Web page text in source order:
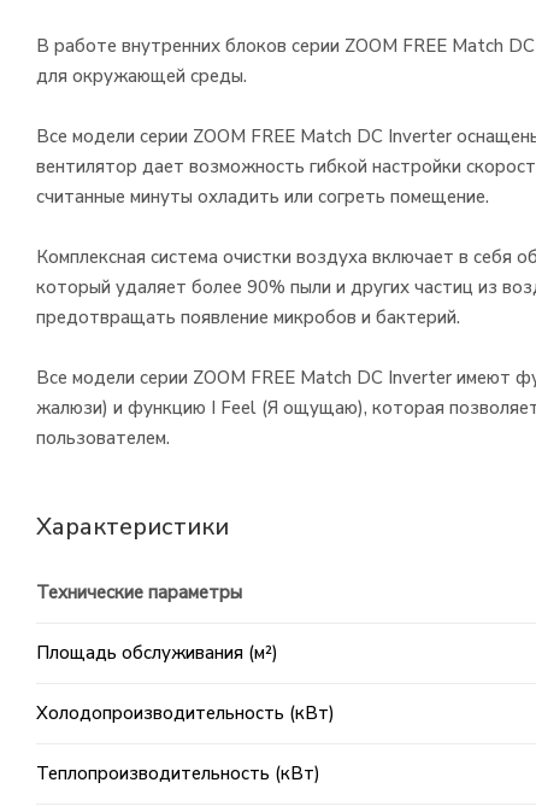
В работе внутренних блоков серии ZOOM FREE Match
для окружающей среды.
Все модели серии ZOOM FREE Match DC Inverter
вентилятор дает возможность гибкой настройки
считанные минуты охладить или согреть помещение.
Комплексная система очистки воздуха включает в себя
который удаляет более 90% пыли и других частиц из
предотвращать появление микробов и бактерий.
Все модели серии ZOOM FREE Match DC Inverter имеют
жалюзи) и функцию I Feel (Я ощущаю), которая
пользователем.
Характеристики
Технические параметры
Площадь обслуживания (м²)
Холодопроизводительность (кВт)
Теплопроизводительность (кВт)